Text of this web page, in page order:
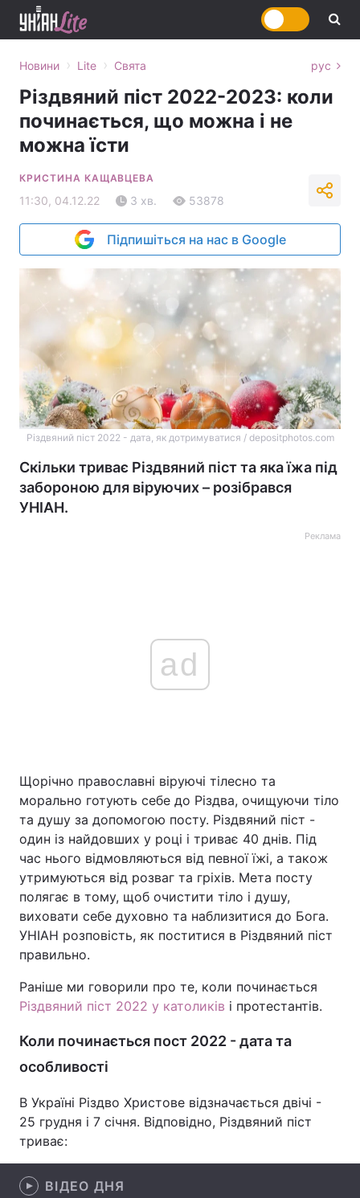
Головна Війна
Україна Політика
Економіка Світ
Спорт Наука
Техно і зв'язок Лайт
Здоров'я Туризм
Цікавинки Погода
Екологія
Лонгріди
Інтерв'ю
Новини › Lite › Свята рус
Різдвяний піст 2022-2023: коли
починається, що можна і не
можна їсти
КРИСТИНА КАЩАВЦЕВА
11:30, 04.12.22 3 хв. 53878
Підпишіться на нас в Google
Різдвяний піст 2022 - дата, як дотримуватися / depositphotos.com
Скільки триває Різдвяний піст та яка їжа під
забороною для віруючих – розібрався
УНІАН.
Реклама
ad
Щорічно православні віруючі тілесно та
морально готують себе до Різдва, очищуючи тіло
та душу за допомогою посту. Різдвяний піст -
один із найдовших у році і триває 40 днів. Під
час нього відмовляються від певної їжі, а також
утримуються від розваг та гріхів. Мета посту
полягає в тому, щоб очистити тіло і душу,
виховати себе духовно та наблизитися до Бога.
УНІАН розповість, як поститися в Різдвяний піст
правильно.
Раніше ми говорили про те, коли починається
Різдвяний піст 2022 у католиків і протестантів.
Коли починається пост 2022 - дата та
особливості
В Україні Різдво Христове відзначається двічі -
25 грудня і 7 січня. Відповідно, Різдвяний піст
триває:
ВІДЕО ДНЯ